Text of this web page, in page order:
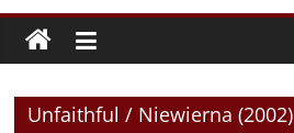
Unfaithful / Niewierna (2002)